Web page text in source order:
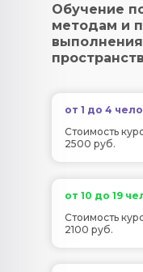
Обучение
методам и
от 1 до 4
Стоимость
2500 руб.
от 10 до 19
Стоимость
2100 руб.